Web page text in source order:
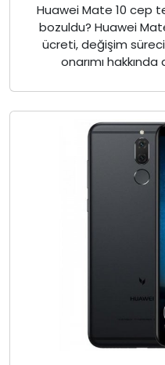
Huawei Mate 10 cep
bozuldu? Huawei
ücreti, değişim
onarımı